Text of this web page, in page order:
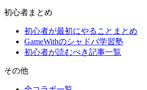
初心者まとめ
初心者が最初にやることまとめ
GameWithのシャドバ学習塾
初心者が読むべき記事一覧
その他